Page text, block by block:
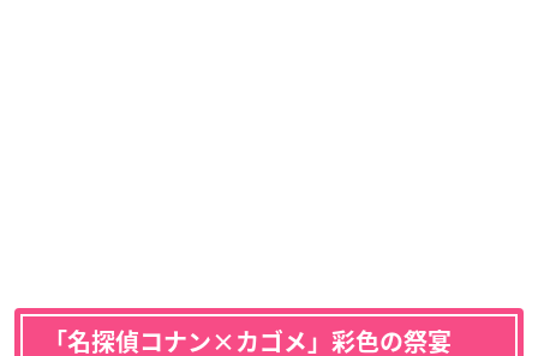
「名探偵コナン×カゴメ」彩色の祭宴